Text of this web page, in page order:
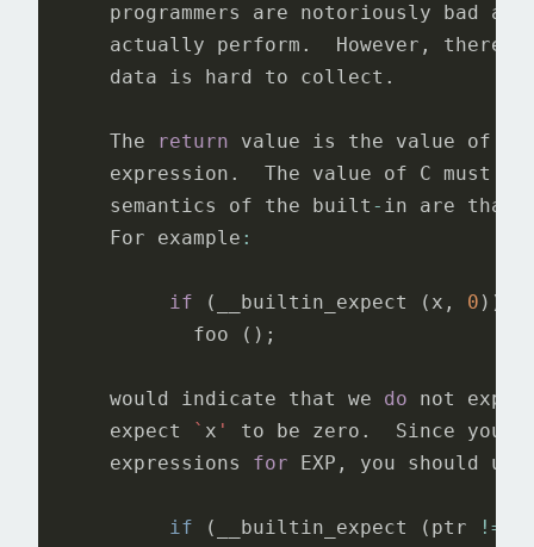
programmers
are notoriously bad at
actually
perform . However , there
data
is hard to collect .
The return value is the value of
expression . The value of C must
semantics
of the built - in are that
For
example :
if ( __builtin_expect ( x , 0 ))
foo
();
would indicate that we do not
expect
` x ' to be zero . Since you
expressions
for EXP , you should use
if ( __builtin_expect ( ptr !=